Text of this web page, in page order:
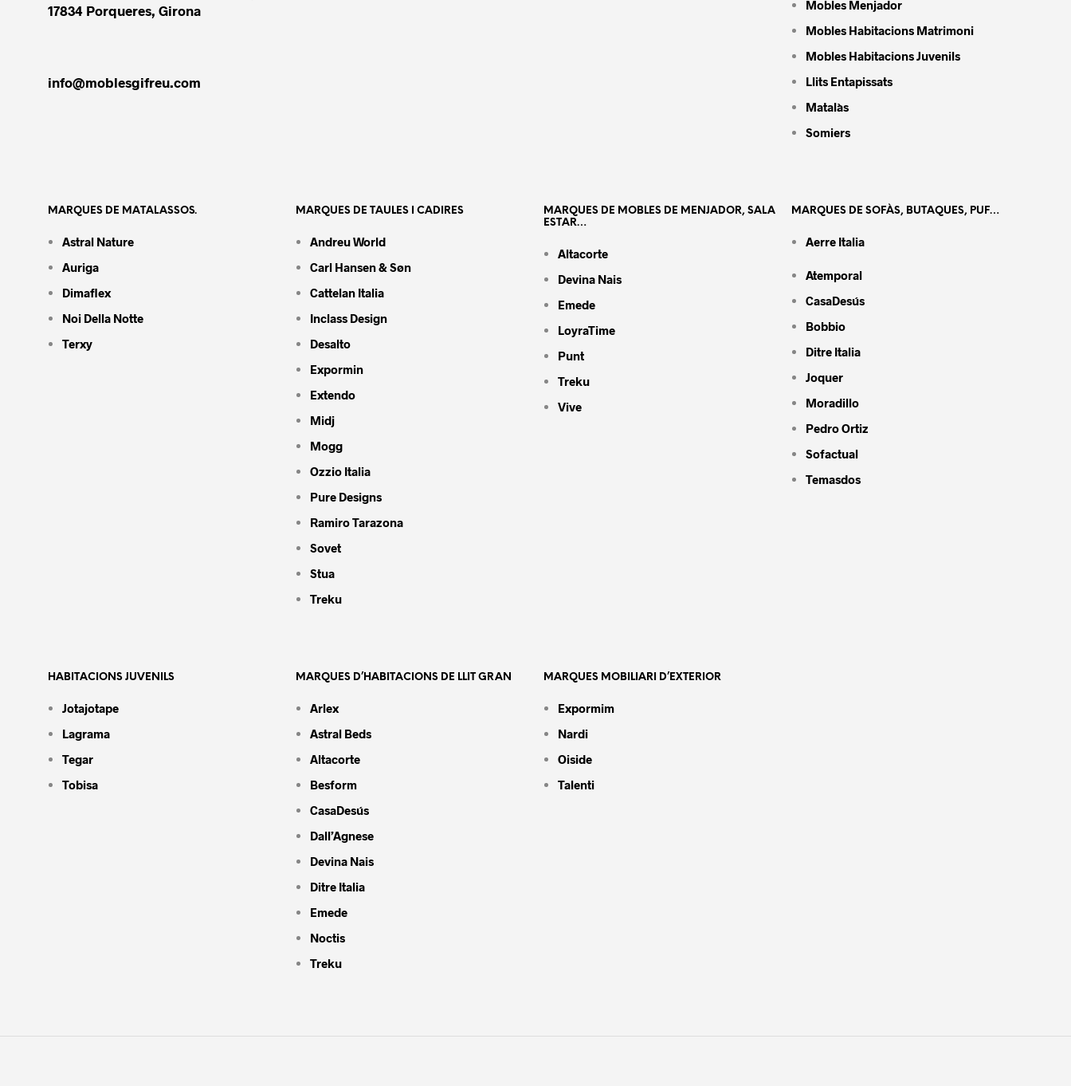
17834 Porqueres, Girona
info@moblesgifreu.com
Mobles Menjador
Mobles Habitacions Matrimoni
Mobles Habitacions Juvenils
Llits Entapissats
Matalàs
Somiers
MARQUES DE MATALASSOS.
Astral Nature
Auriga
Dimaflex
Noi Della Notte
Terxy
MARQUES DE TAULES I CADIRES
Andreu World
Carl Hansen & Søn
Cattelan Italia
Inclass Design
Desalto
Expormin
Extendo
Midj
Mogg
Ozzio Italia
Pure Designs
Ramiro Tarazona
Sovet
Stua
Treku
MARQUES DE MOBLES DE MENJADOR, SALA
ESTAR…
Altacorte
Devina Nais
Emede
LoyraTime
Punt
Treku
Vive
MARQUES DE SOFÀS, BUTAQUES, PUF…
Aerre Italia
Atemporal
CasaDesús
Bobbio
Ditre Italia
Joquer
Moradillo
Pedro Ortiz
Sofactual
Temasdos
HABITACIONS JUVENILS
Jotajotape
Lagrama
Tegar
Tobisa
MARQUES D’HABITACIONS DE LLIT GRAN
Arlex
Astral Beds
Altacorte
Besform
CasaDesús
Dall’Agnese
Devina Nais
Ditre Italia
Emede
Noctis
Treku
MARQUES MOBILIARI D’EXTERIOR
Expormim
Nardi
Oiside
Talenti